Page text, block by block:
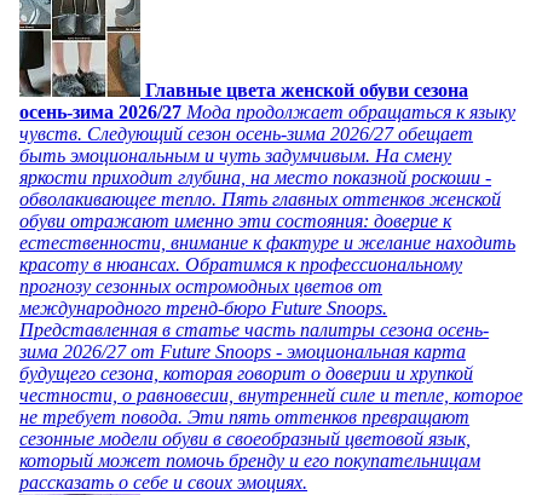
Главные цвета женской обуви сезона
осень-зима 2026/27 Мода продолжает обращаться к языку
чувств. Следующий сезон осень-зима 2026/27 обещает
быть эмоциональным и чуть задумчивым. На смену
яркости приходит глубина, на место показной роскоши -
обволакивающее тепло. Пять главных оттенков женской
обуви отражают именно эти состояния: доверие к
естественности, внимание к фактуре и желание находить
красоту в нюансах. Обратимся к профессиональному
прогнозу сезонных остромодных цветов от
международного тренд-бюро Future Snoops.
Представленная в статье часть палитры сезона осень-
зима 2026/27 от Future Snoops - эмоциональная карта
будущего сезона, которая говорит о доверии и хрупкой
честности, о равновесии, внутренней силе и тепле, которое
не требует повода. Эти пять оттенков превращают
сезонные модели обуви в своеобразный цветовой язык,
который может помочь бренду и его покупательницам
рассказать о себе и своих эмоциях.